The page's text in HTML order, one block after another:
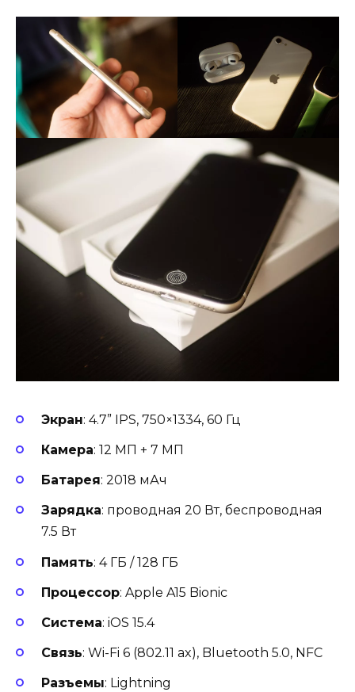
Экран: 4.7” IPS, 750×1334, 60 Гц
Камера: 12 МП + 7 МП
Батарея: 2018 мАч
Зарядка: проводная 20 Вт, беспроводная
7.5 Вт
Память: 4 ГБ / 128 ГБ
Процессор: Apple A15 Bionic
Система: iOS 15.4
Связь: Wi-Fi 6 (802.11 ax), Bluetooth 5.0, NFC
Разъемы: Lightning